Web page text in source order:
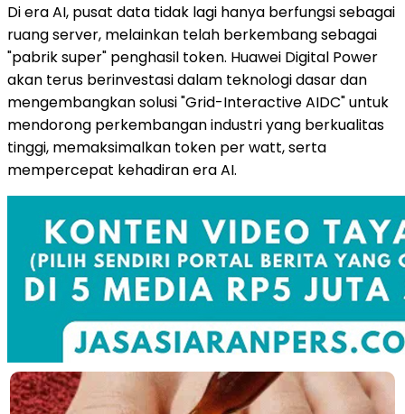
Di era AI, pusat data tidak lagi hanya berfungsi sebagai
ruang server, melainkan telah berkembang sebagai
"pabrik super" penghasil token. Huawei Digital Power
akan terus berinvestasi dalam teknologi dasar dan
mengembangkan solusi "Grid-Interactive AIDC" untuk
mendorong perkembangan industri yang berkualitas
tinggi, memaksimalkan token per watt, serta
mempercepat kehadiran era AI.